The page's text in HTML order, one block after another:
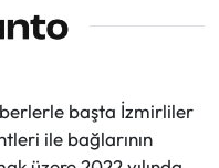
başta İzmirliler
ile bağlarının